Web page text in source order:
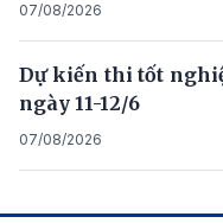
07/08/2026
Dự kiến thi tốt
ngày 11-12/6
07/08/2026